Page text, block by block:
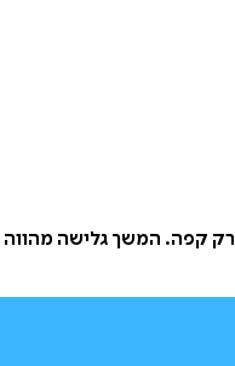
רק קפה. המשך גלישה מהווה